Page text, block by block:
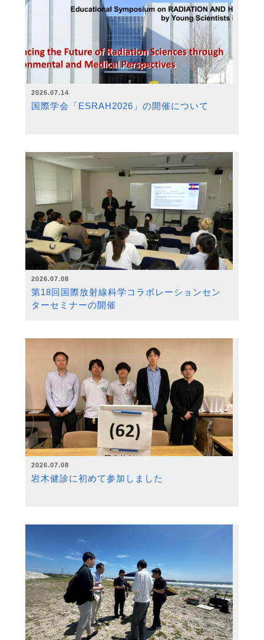
2026.07.14
国際学会「ESRAH2026」の開催について
2026.07.08
第18回国際放射線科学コラボレーションセン
ターセミナーの開催
2026.07.08
岩木健診に初めて参加しました